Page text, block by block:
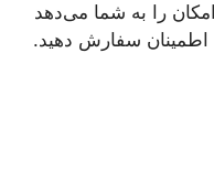
امکان را به شما می‌دهد
اطمینان سفارش دهید.